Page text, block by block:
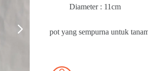
Diameter : 11cm
pot yang sempurna untuk